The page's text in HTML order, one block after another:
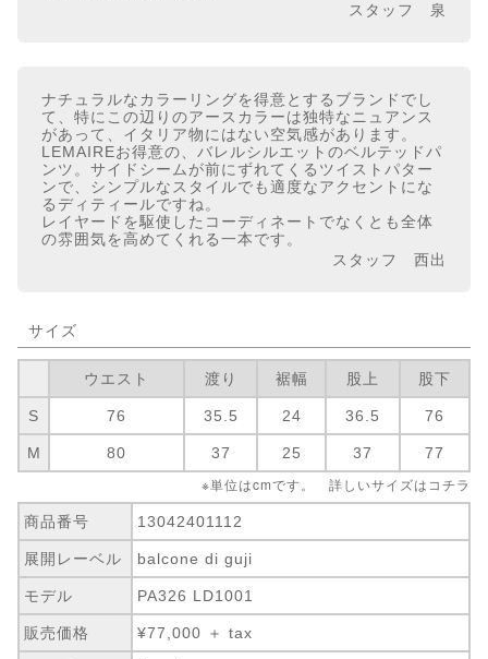
スタッフ 泉
ナチュラルなカラーリングを得意とするブランドでし
て、特にこの辺りのアースカラーは独特なニュアンス
があって、イタリア物にはない空気感があります。
LEMAIREお得意の、バレルシルエットのベルテッドパ
ンツ。サイドシームが前にずれてくるツイストパター
ンで、シンプルなスタイルでも適度なアクセントにな
るディティールですね。
レイヤードを駆使したコーディネートでなくとも全体
の雰囲気を高めてくれる一本です。
スタッフ 西出
サイズ
ウエスト 渡り 裾幅 股上 股下
S 76 35.5 24 36.5 76
M 80 37 25 37 77
※単位はcmです。 詳しいサイズは コチラ
商品番号 13042401112
展開レーベル balcone di guji
モデル PA326 LD1001
販売価格 ¥77,000 ＋ tax